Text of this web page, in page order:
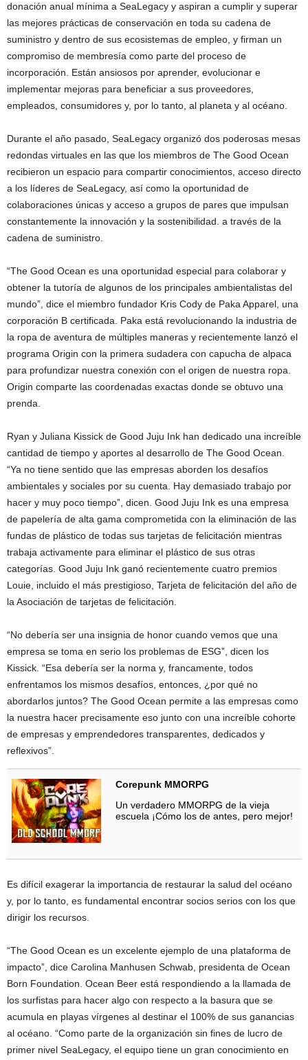
donación anual mínima a SeaLegacy y aspiran a cumplir y superar
las mejores prácticas de conservación en toda su cadena de
suministro y dentro de sus ecosistemas de empleo, y firman un
compromiso de membresía como parte del proceso de
incorporación. Están ansiosos por aprender, evolucionar e
implementar mejoras para beneficiar a sus proveedores,
empleados, consumidores y, por lo tanto, al planeta y al océano.
Durante el año pasado, SeaLegacy organizó dos poderosas mesas
redondas virtuales en las que los miembros de The Good Ocean
recibieron un espacio para compartir conocimientos, acceso directo
a los líderes de SeaLegacy, así como la oportunidad de
colaboraciones únicas y acceso a grupos de pares que impulsan
constantemente la innovación y la sostenibilidad. a través de la
cadena de suministro.
“The Good Ocean es una oportunidad especial para colaborar y
obtener la tutoría de algunos de los principales ambientalistas del
mundo”, dice el miembro fundador Kris Cody de Paka Apparel, una
corporación B certificada. Paka está revolucionando la industria de
la ropa de aventura de múltiples maneras y recientemente lanzó el
programa Origin con la primera sudadera con capucha de alpaca
para profundizar nuestra conexión con el origen de nuestra ropa.
Origin comparte las coordenadas exactas donde se obtuvo una
prenda.
Ryan y Juliana Kissick de Good Juju Ink han dedicado una increíble
cantidad de tiempo y aportes al desarrollo de The Good Ocean.
“Ya no tiene sentido que las empresas aborden los desafíos
ambientales y sociales por su cuenta. Hay demasiado trabajo por
hacer y muy poco tiempo”, dicen. Good Juju Ink es una empresa
de papelería de alta gama comprometida con la eliminación de las
fundas de plástico de todas sus tarjetas de felicitación mientras
trabaja activamente para eliminar el plástico de sus otras
categorías. Good Juju Ink ganó recientemente cuatro premios
Louie, incluido el más prestigioso, Tarjeta de felicitación del año de
la Asociación de tarjetas de felicitación.
“No debería ser una insignia de honor cuando vemos que una
empresa se toma en serio los problemas de ESG”, dicen los
Kissick. “Esa debería ser la norma y, francamente, todos
enfrentamos los mismos desafíos, entonces, ¿por qué no
abordarlos juntos? The Good Ocean permite a las empresas como
la nuestra hacer precisamente eso junto con una increíble cohorte
de empresas y emprendedores transparentes, dedicados y
reflexivos”.
Corepunk MMORPG
Un verdadero MMORPG de la vieja
escuela ¡Cómo los de antes, pero mejor!
Es difícil exagerar la importancia de restaurar la salud del océano
y, por lo tanto, es fundamental encontrar socios serios con los que
dirigir los recursos.
“The Good Ocean es un excelente ejemplo de una plataforma de
impacto”, dice Carolina Manhusen Schwab, presidenta de Ocean
Born Foundation. Ocean Beer está respondiendo a la llamada de
los surfistas para hacer algo con respecto a la basura que se
acumula en playas vírgenes al destinar el 100% de sus ganancias
al océano. “Como parte de la organización sin fines de lucro de
primer nivel SeaLegacy, el equipo tiene un gran conocimiento en